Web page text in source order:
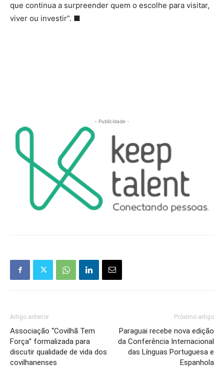
que continua a surpreender quem o escolhe para visitar,
viver ou investir”. ■
- Publicidade -
Artigo anterior
Associação “Covilhã Tem
Força” formalizada para
discutir qualidade de vida dos
covilhanenses
Próximo artigo
Paraguai recebe nova edição
da Conferência Internacional
das Línguas Portuguesa e
Espanhola